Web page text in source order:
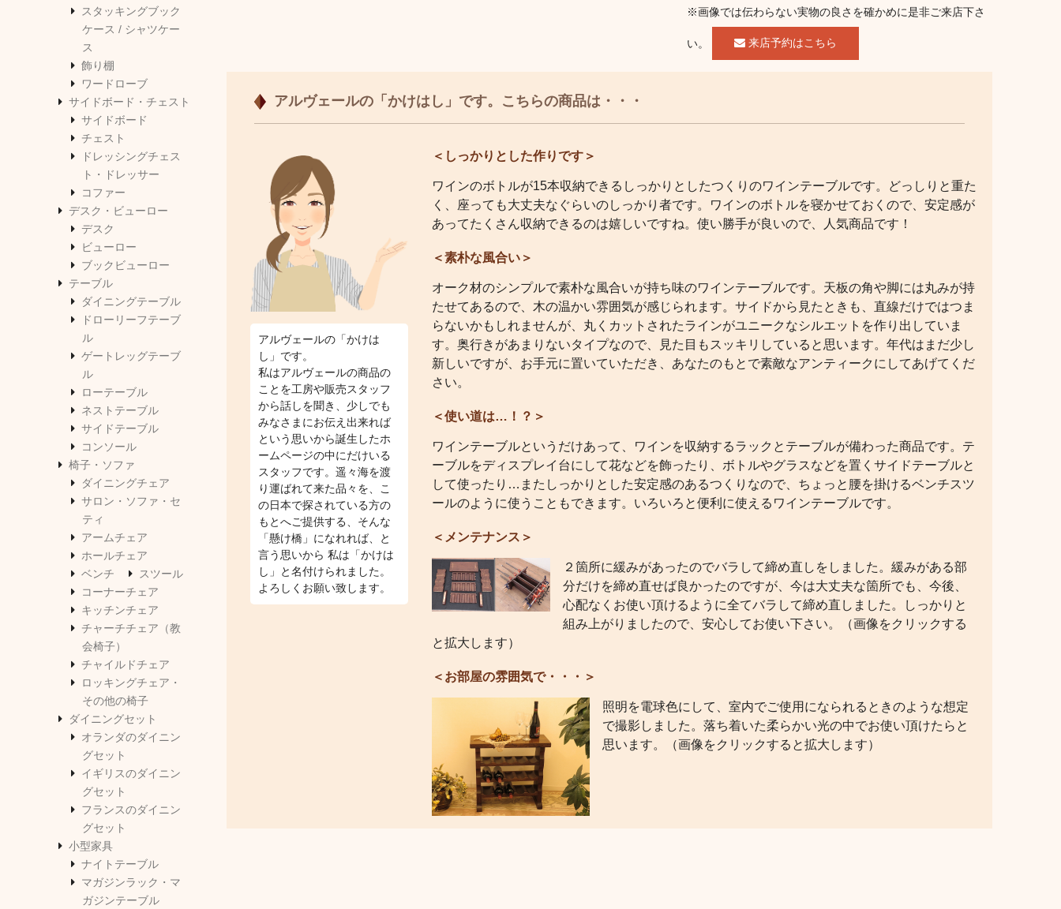
※画像では伝わらない実物の良さを確かめに是非ご来店下さ
い。 来店予約はこちら
アルヴェールの「かけはし」です。こちらの商品は・・・
アルヴェールの「かけは
し」です。
私はアルヴェールの商品の
ことを工房や販売スタッフ
から話しを聞き、少しでも
みなさまにお伝え出来れば
という思いから誕生したホ
ームページの中にだけいる
スタッフです。遥々海を渡
り運ばれて来た品々を、こ
の日本で探されている方の
もとへご提供する、そんな
「懸け橋」になれれば、と
言う思いから 私は「かけは
し」と名付けられました。
よろしくお願い致します。
＜しっかりとした作りです＞
ワインのボトルが15本収納できるしっかりとしたつくりのワインテーブルです。どっしりと重た
く、座っても大丈夫なぐらいのしっかり者です。ワインのボトルを寝かせておくので、安定感が
あってたくさん収納できるのは嬉しいですね。使い勝手が良いので、人気商品です！
＜素朴な風合い＞
オーク材のシンプルで素朴な風合いが持ち味のワインテーブルです。天板の角や脚には丸みが持
たせてあるので、木の温かい雰囲気が感じられます。サイドから見たときも、直線だけではつま
らないかもしれませんが、丸くカットされたラインがユニークなシルエットを作り出していま
す。奥行きがあまりないタイプなので、見た目もスッキリしていると思います。年代はまだ少し
新しいですが、お手元に置いていただき、あなたのもとで素敵なアンティークにしてあげてくだ
さい。
＜使い道は…！？＞
ワインテーブルというだけあって、ワインを収納するラックとテーブルが備わった商品です。テ
ーブルをディスプレイ台にして花などを飾ったり、ボトルやグラスなどを置くサイドテーブルと
して使ったり…またしっかりとした安定感のあるつくりなので、ちょっと腰を掛けるベンチスツ
ールのように使うこともできます。いろいろと便利に使えるワインテーブルです。
＜メンテナンス＞
２箇所に緩みがあったのでバラして締め直しをしました。緩みがある部
分だけを締め直せば良かったのですが、今は大丈夫な箇所でも、今後、
心配なくお使い頂けるように全てバラして締め直しました。しっかりと
組み上がりましたので、安心してお使い下さい。（画像をクリックする
と拡大します）
＜お部屋の雰囲気で・・・＞
照明を電球色にして、室内でご使用になられるときのような想定
で撮影しました。落ち着いた柔らかい光の中でお使い頂けたらと
思います。（画像をクリックすると拡大します）
スタッキングブック
ケース / シャツケー
ス
飾り棚
ワードローブ
サイドボード・チェスト
サイドボード
チェスト
ドレッシングチェス
ト・ドレッサー
コファー
デスク・ビューロー
デスク
ビューロー
ブックビューロー
テーブル
ダイニングテーブル
ドローリーフテーブ
ル
ゲートレッグテーブ
ル
ローテーブル
ネストテーブル
サイドテーブル
コンソール
椅子・ソファ
ダイニングチェア
サロン・ソファ・セ
ティ
アームチェア
ホールチェア
ベンチ
スツール
コーナーチェア
キッチンチェア
チャーチチェア（教
会椅子）
チャイルドチェア
ロッキングチェア・
その他の椅子
ダイニングセット
オランダのダイニン
グセット
イギリスのダイニン
グセット
フランスのダイニン
グセット
小型家具
ナイトテーブル
マガジンラック・マ
ガジンテーブル